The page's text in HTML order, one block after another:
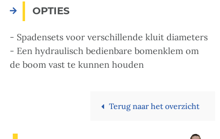
OPTIES
- Spadensets voor verschillende kluit diameters
- Een hydraulisch bedienbare bomenklem om
de boom vast te kunnen houden
Terug naar het overzicht